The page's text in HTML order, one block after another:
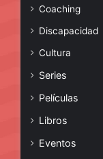
Coaching
Discapacidad
Cultura
Series
Películas
Libros
Eventos